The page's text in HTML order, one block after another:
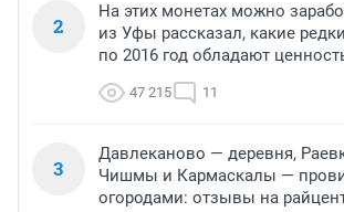
2
На этих монетах можно
из Уфы рассказал, какие
по 2016 год обладают
47 215 11
3
Давлеканово — деревня,
Чишмы и Кармаскалы —
огородами: отзывы на